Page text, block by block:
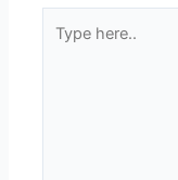
here..